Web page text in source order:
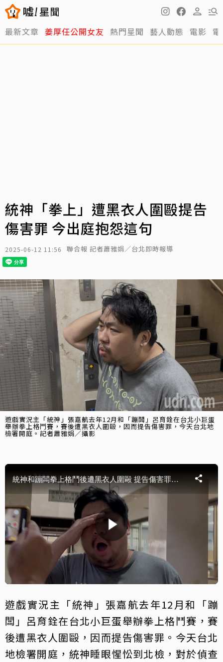
最新文章 姜厚任公開女友 熱門星聞 藝人動態 電影
統神「拳上」遭黑衣人圍毆提告
傷害罪 今出庭抱怨這句
2025-06-12 11:56 聯合報 記者蕭雅娟／台北即時報導
遊戲實況主「統神」張嘉航去年12月和「蹦闆」呂育銓在台北小巨蛋
舉辦拳上格鬥賽，賽後遭黑衣人圍毆，因而提告傷害罪，今天台北地
檢署開庭。記者蕭雅娟／攝影
遊戲實況主「統神」張嘉航去年12月和「蹦
闆」呂育銓在台北小巨蛋舉辦拳上格鬥賽，賽
後遭黑衣人圍毆，因而提告傷害罪。今天台北
地檢署開庭，統神睡眼惺忪到北檢，對於偵查